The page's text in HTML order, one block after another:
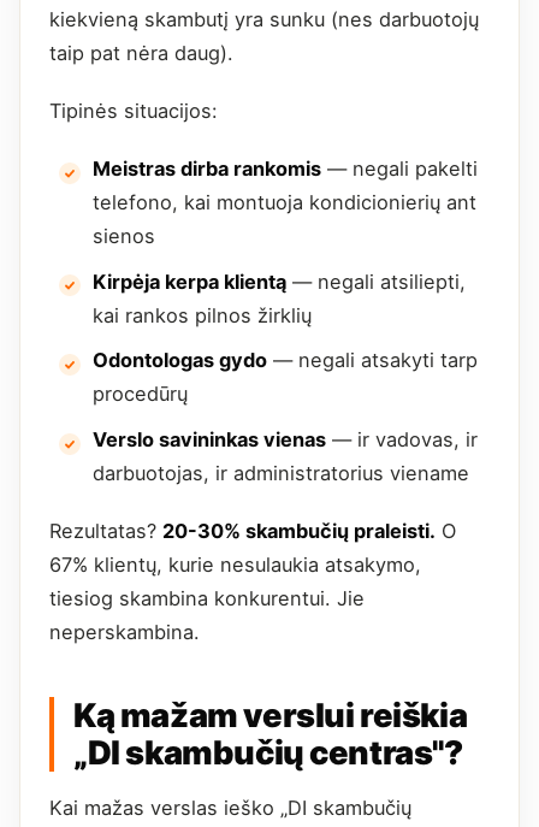
kiekvieną skambutį yra sunku (nes darbuotojų
taip pat nėra daug).
Tipinės situacijos:
Meistras dirba rankomis — negali pakelti
telefono, kai montuoja kondicionierių ant
sienos
Kirpėja kerpa klientą — negali atsiliepti,
kai rankos pilnos žirklių
Odontologas gydo — negali atsakyti tarp
procedūrų
Verslo savininkas vienas — ir vadovas, ir
darbuotojas, ir administratorius viename
Rezultatas? 20-30% skambučių praleisti. O
67% klientų, kurie nesulaukia atsakymo,
tiesiog skambina konkurentui. Jie
neperskambina.
Ką mažam verslui reiškia
„DI skambučių centras"?
Kai mažas verslas ieško „DI skambučių